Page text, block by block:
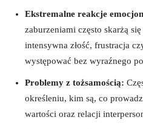
Ekstremalne ​reakcje
zaburzeniami często⁣ skarżą
intensywna złość, frustracja
występować bez wyraźnego
Problemy z tożsamością:
określeniu, kim są, co
‍wartości oraz relacji